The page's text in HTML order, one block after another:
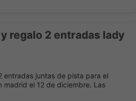
regalo 2 entradas lady
entradas juntas de pista para el
el 12 de diciembre. Las